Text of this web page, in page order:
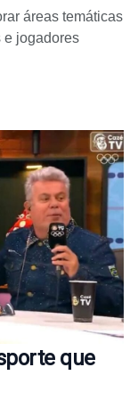
áreas temáticas
e jogadores
que